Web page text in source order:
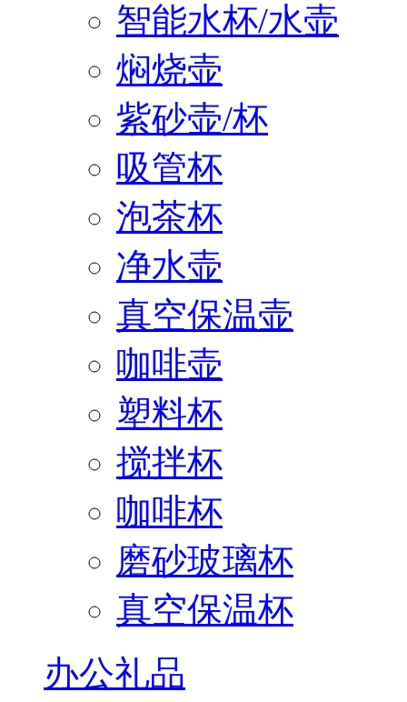
智能水杯/水壶
焖烧壶
紫砂壶/杯
吸管杯
泡茶杯
净水壶
真空保温壶
咖啡壶
塑料杯
搅拌杯
咖啡杯
磨砂玻璃杯
真空保温杯
办公礼品